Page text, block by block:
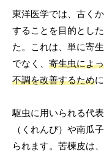
東洋医学では、古く
することを目的とし
た。これは、単に寄
でなく、寄生虫によ
不調を改善するため
駆虫に用いられる代
（くれんぴ）や南瓜
られます。苦楝皮は